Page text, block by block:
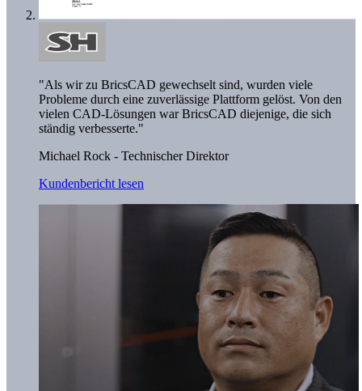
"Als wir zu BricsCAD gewechselt sind, wurden viele
Probleme durch eine zuverlässige Plattform gelöst. Von den
vielen CAD-Lösungen war BricsCAD diejenige, die sich
ständig verbesserte."
Michael Rock - Technischer Direktor
Kundenbericht lesen